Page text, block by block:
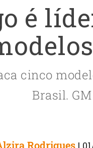
é
cinco
Brasil.
Rodrigues